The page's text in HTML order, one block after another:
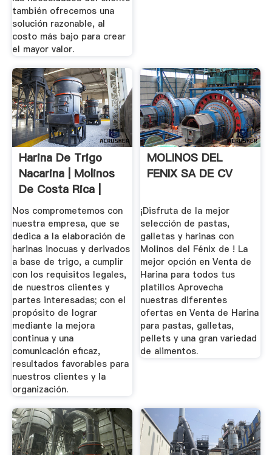
también ofrecemos una
solución razonable, al
costo más bajo para crear
el mayor valor.
Harina De Trigo
Nacarina | Molinos
De Costa Rica |
Quienes ...
Nos comprometemos con
nuestra empresa, que se
dedica a la elaboración de
harinas inocuas y derivados
a base de trigo, a cumplir
con los requisitos legales,
de nuestros clientes y
partes interesadas; con el
propósito de lograr
mediante la mejora
continua y una
comunicación eficaz,
resultados favorables para
nuestros clientes y la
organización.
MOLINOS DEL
FENIX SA DE CV
¡Disfruta de la mejor
selección de pastas,
galletas y harinas con
Molinos del Fénix de ! La
mejor opción en Venta de
Harina para todos tus
platillos Aprovecha
nuestras diferentes
ofertas en Venta de Harina
para pastas, galletas,
pellets y una gran variedad
de alimentos.